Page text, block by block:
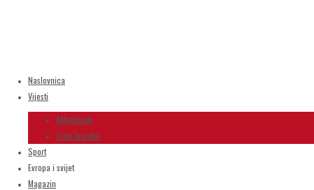
Naslovnica
Vijesti
Aktuelnosti
Crna hronika
Sport
Evropa i svijet
Magazin